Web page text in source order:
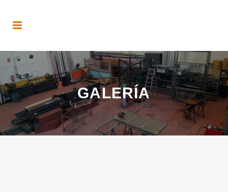
GALERÍA